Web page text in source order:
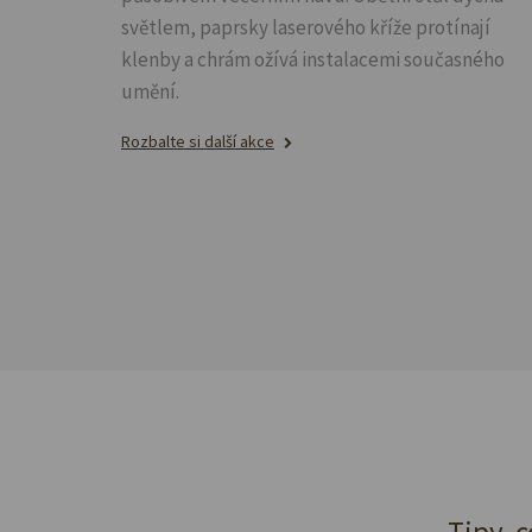
světlem, paprsky laserového kříže protínají
klenby a chrám ožívá instalacemi současného
umění.
Rozbalte si další akce